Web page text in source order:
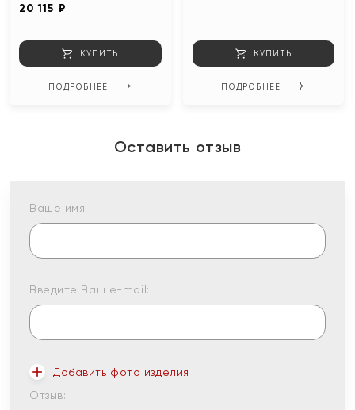
20 115 ₽
КУПИТЬ
ПОДРОБНЕЕ
КУПИТЬ
ПОДРОБНЕЕ
Оставить отзыв
Ваше имя:
Введите Ваш e-mail:
Добавить фото изделия
Отзыв: